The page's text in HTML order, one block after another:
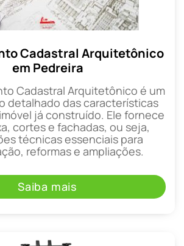
Cadastral Arquitetônico
em Pedreira
Cadastral Arquitetônico é um
detalhado das características
já construído. Ele fornece
cortes e fachadas, ou seja,
técnicas essenciais para
reformas e ampliações.
Saiba mais